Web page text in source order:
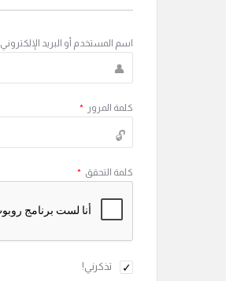
اسم المستخدم أو البريد الإلكتروني
كلمة المرور *
كلمة التحقق *
تذكرني!